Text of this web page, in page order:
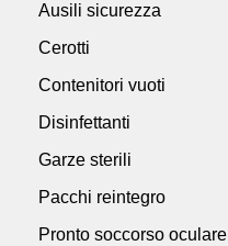
Ausili sicurezza
Cerotti
Contenitori vuoti
Disinfettanti
Garze sterili
Pacchi reintegro
Pronto soccorso oculare